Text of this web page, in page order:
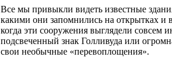
Все мы привыкли видеть известные
какими они запомнились на открытках и
когда эти сооружения выглядели
подсвеченный знак Голливуда или
свои необычные «перевоплощения».